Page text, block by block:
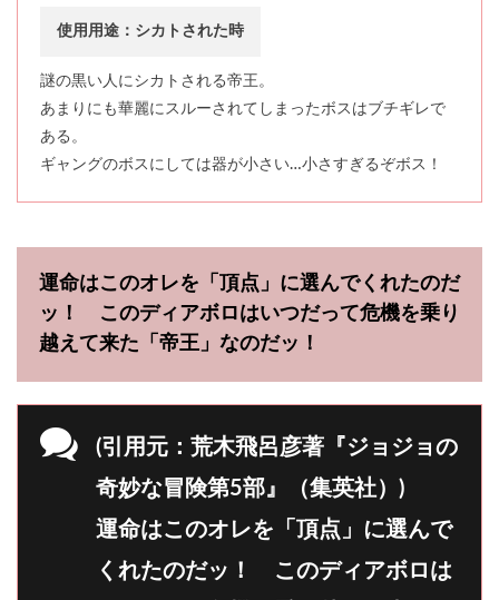
使用用途：シカトされた時
謎の黒い人にシカトされる帝王。
あまりにも華麗にスルーされてしまったボスはブチギレで
ある。
ギャングのボスにしては器が小さい…小さすぎるぞボス！
運命はこのオレを「頂点」に選んでくれたのだ
ッ！ このディアボロはいつだって危機を乗り
越えて来た「帝王」なのだッ！
(引用元：荒木飛呂彦著『ジョジョの
奇妙な冒険第5部』（集英社）)
運命はこのオレを「頂点」に選んで
くれたのだッ！ このディアボロは